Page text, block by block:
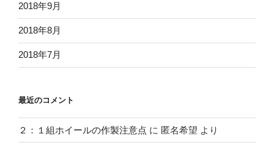
2018年9月
2018年8月
2018年7月
最近のコメント
２：１組ホイールの作製注意点 に 匿名希望 より